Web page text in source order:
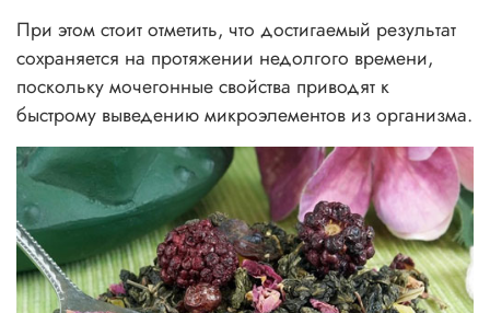
При этом стоит отметить, что достигаемый результат
сохраняется на протяжении недолгого времени,
поскольку мочегонные свойства приводят к
быстрому выведению микроэлементов из организма.